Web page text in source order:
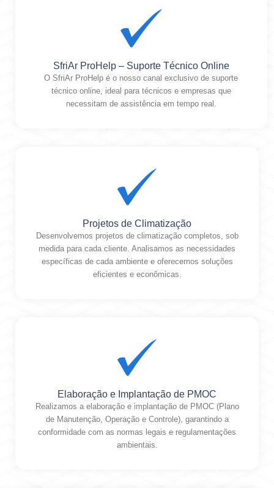
SfriAr ProHelp – Suporte Técnico Online
O SfriAr ProHelp é o nosso canal exclusivo de suporte
técnico online, ideal para técnicos e empresas que
necessitam de assistência em tempo real.
Projetos de Climatização
Desenvolvemos projetos de climatização completos, sob
medida para cada cliente. Analisamos as necessidades
específicas de cada ambiente e oferecemos soluções
eficientes e econômicas.
Elaboração e Implantação de PMOC
Realizamos a elaboração e implantação de PMOC (Plano
de Manutenção, Operação e Controle), garantindo a
conformidade com as normas legais e regulamentações
ambientais.